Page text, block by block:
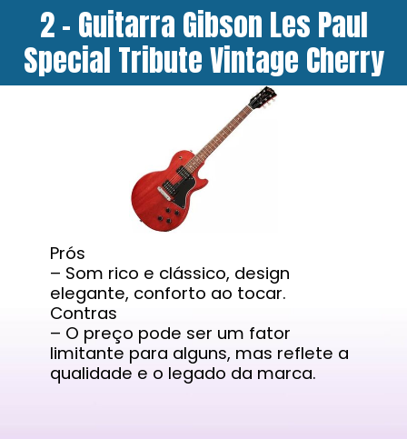
2 - Guitarra Gibson Les Paul
Special Tribute Vintage Cherry
Prós
– Som rico e clássico, design
elegante, conforto ao tocar.
Contras
– O preço pode ser um fator
limitante para alguns, mas reflete a
qualidade e o legado da marca.